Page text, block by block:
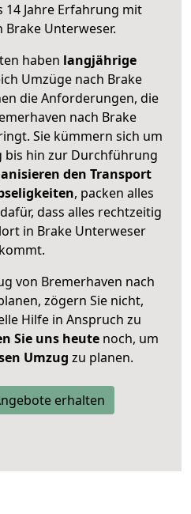
14 Jahre Erfahrung mit
Brake Unterweser.
haben langjährige
Umzüge nach Brake
die Anforderungen, die
nach Brake
Sie kümmern sich um
bis hin zur Durchführung
den Transport
, packen alles
dass alles rechtzeitig
in Brake Unterweser
von Bremerhaven nach
zögern Sie nicht,
Hilfe in Anspruch zu
Sie uns heutenoch, um
Umzug zu planen.
erhalten